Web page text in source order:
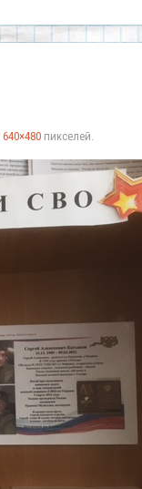
640×480 пикселей.